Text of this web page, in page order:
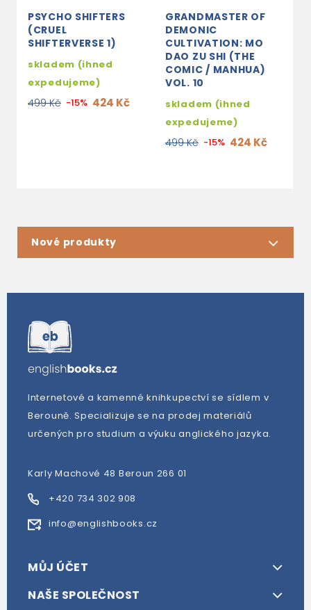
PSYCHO SHIFTERS
(CRUEL
SHIFTERVERSE 1)
skladem (ihned
expedujeme)
499 Kč -15% 424 Kč
GRANDMASTER OF
DEMONIC
CULTIVATION: MO
DAO ZU SHI (THE
COMIC / MANHUA)
VOL. 10
skladem (ihned
expedujeme)
499 Kč -15% 424 Kč
Nové produkty
Internetové a kamenné knihkupectví se sídlem v
Berouně. Specializuje se na prodej materiálů
určených pro studium a výuku anglického jazyka.
Karly Machové 48 Beroun 266 01
+420 734 302 908
info@englishbooks.cz
MŮJ ÚČET
NAŠE SPOLEČNOST